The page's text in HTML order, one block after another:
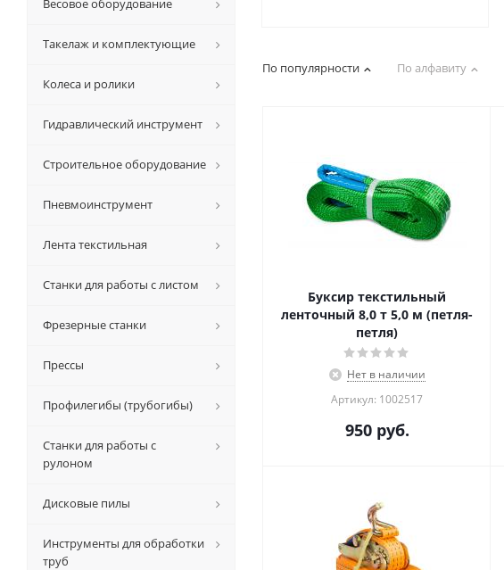
По популярности По алфавиту
Буксир текстильный
ленточный 8,0 т 5,0 м (петля-
петля)
Нет в наличии
Артикул: 1002517
950руб.
Весовое оборудование
Такелаж и комплектующие
Колеса и ролики
Гидравлический инструмент
Строительное оборудование
Пневмоинструмент
Лента текстильная
Станки для работы с листом
Фрезерные станки
Прессы
Профилегибы (трубогибы)
Станки для работы с
рулоном
Дисковые пилы
Инструменты для обработки
труб